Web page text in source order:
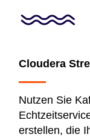
Cloudera
Nutzen Sie
erstellen, die